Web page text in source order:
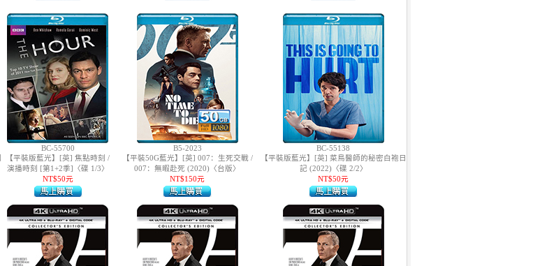
BC-55700
【平裝版藍光】[英] 焦點時刻 /
演播時刻 [第1+2季]〈碟 1/3〉
NT$50元
B5-2023
【平裝50G藍光】[英] 007：生死交戰 /
007：無暇赴死 (2020)〈台版〉
NT$150元
BC-55138
【平裝版藍光】[英] 菜鳥醫師的秘密白袍日
記 (2022)〈碟 2/2〉
NT$50元